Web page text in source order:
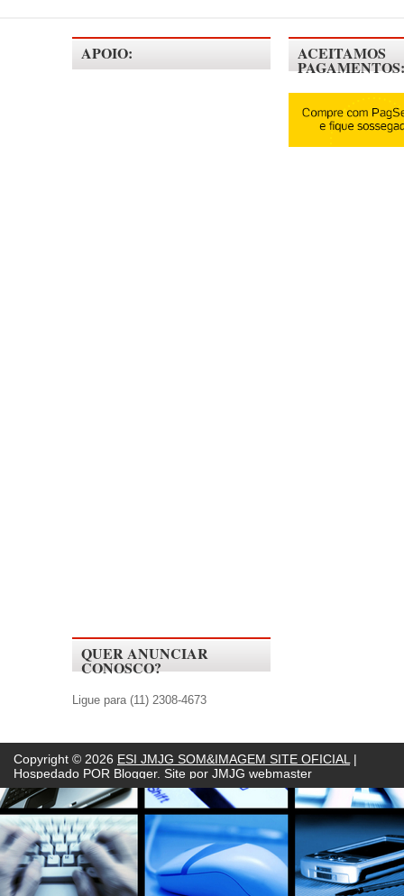
APOIO:
QUER ANUNCIAR
CONOSCO?
Ligue para (11) 2308-4673
ACEITAMOS
PAGAMENTOS:
Copyright © 2026 ESI JMJG SOM&IMAGEM SITE OFICIAL |
Hospedado POR Blogger. Site por JMJG webmaster